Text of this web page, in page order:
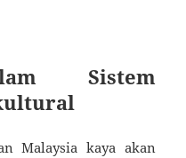
Sistem
Malaysia kaya akan